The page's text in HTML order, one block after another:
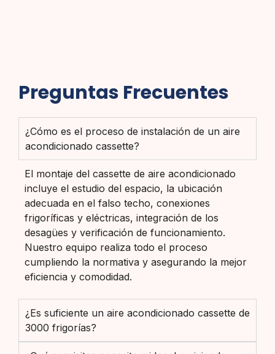
Preguntas Frecuentes
¿Cómo es el proceso de instalación de un aire
acondicionado cassette?
El montaje del cassette de aire acondicionado
incluye el estudio del espacio, la ubicación
adecuada en el falso techo, conexiones
frigoríficas y eléctricas, integración de los
desagües y verificación de funcionamiento.
Nuestro equipo realiza todo el proceso
cumpliendo la normativa y asegurando la mejor
eficiencia y comodidad.
¿Es suficiente un aire acondicionado cassette de
3000 frigorías?